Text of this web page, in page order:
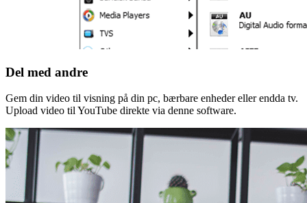
Del med andre
Gem din video til visning på din pc, bærbare enheder eller endda tv.
Upload video til YouTube direkte via denne software.